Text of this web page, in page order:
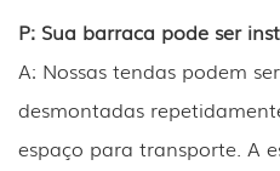
P: Sua barraca pode ser
A: Nossas tendas podem
desmontadas
espaço para transporte. A